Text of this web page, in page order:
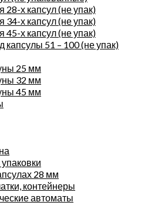
28-х капсул (не упак)
34-х капсул (не упак)
45-х капсул (не упак)
капсулы 51 – 100 (не упак)
25 мм
32 мм
45 мм
28 мм
контейнеры
автоматы